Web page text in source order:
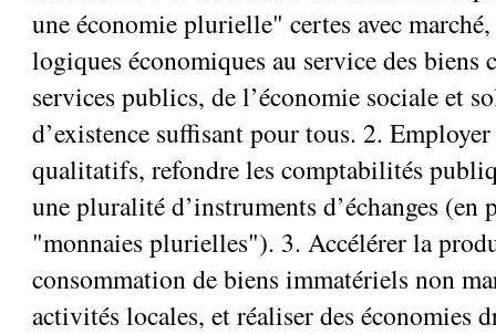
une économie plurielle" certes avec marché,
logiques économiques au service des biens
services publics, de l’économie sociale et
d’existence suffisant pour tous. 2.
qualitatifs, refondre les comptabilités
une pluralité d’instruments d’échanges (en
"monnaies plurielles"). 3. Accélérer la
consommation de biens immatériels non
activités locales, et réaliser des économies